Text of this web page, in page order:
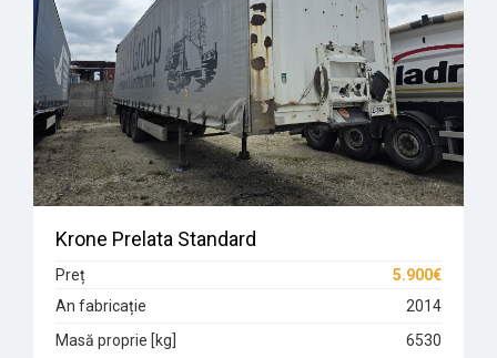
Krone Prelata Standard
Preț
5.900€
An fabricație
2014
Masă proprie [kg]
6530